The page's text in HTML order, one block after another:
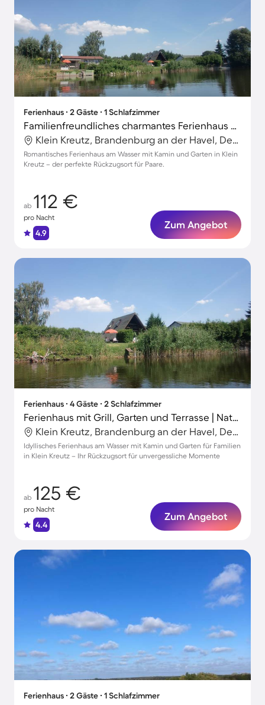
Ferienhaus ∙ 2 Gäste ∙ 1 Schlafzimmer
Familienfreundliches charmantes Ferienhaus mit Garten und Grill | Naturblick
Klein Kreutz, Brandenburg an der Havel, Deutschland
Romantisches Ferienhaus am Wasser mit Kamin und Garten in Klein
Kreutz – der perfekte Rückzugsort für Paare.
ab 112 €
pro Nacht
4.9
Zum Angebot
Ferienhaus ∙ 4 Gäste ∙ 2 Schlafzimmer
Ferienhaus mit Grill, Garten und Terrasse | Naturblick
Klein Kreutz, Brandenburg an der Havel, Deutschland
Idyllisches Ferienhaus am Wasser mit Kamin und Garten für Familien
in Klein Kreutz – Ihr Rückzugsort für unvergessliche Momente
ab 125 €
pro Nacht
4.4
Zum Angebot
Ferienhaus ∙ 2 Gäste ∙ 1 Schlafzimmer